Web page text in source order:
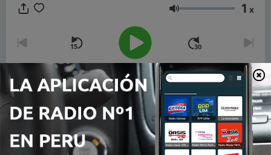
Volumen 1 x
00:00
Episodios
1 - 1. Introducción al Taller Sentir como motor de